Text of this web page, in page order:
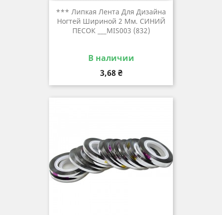
*** Липкая Лента Для Дизайна
Ногтей Шириной 2 Мм. СИНИЙ
ПЕСОК ___MIS003 (832)
В наличии
Цена
3,68 ₴